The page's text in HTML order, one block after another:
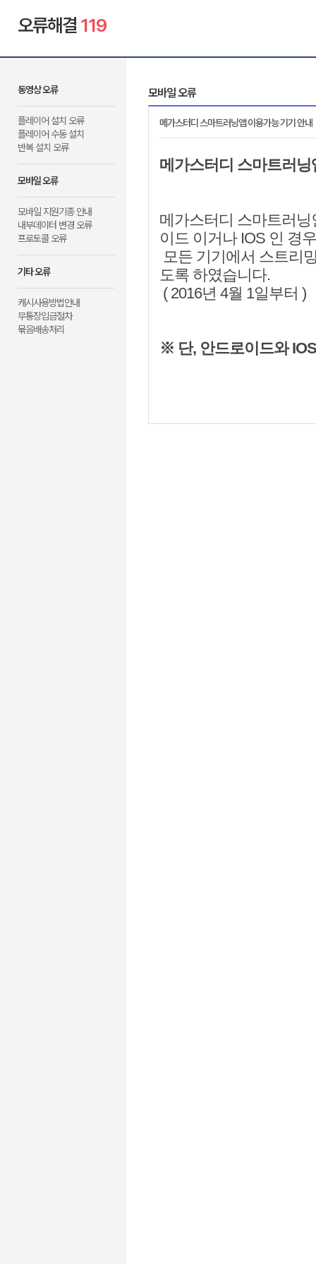
오류해결 119
동영상 오류
플레이어 설치 오류
플레이어 수동 설치
반복 설치 오류
모바일 오류
모바일 지원기종 안내
내부데이터 변경 오류
프로토콜 오류
기타 오류
캐시사용방법안내
무통장입금절차
묶음배송처리
모바일 오류
메가스터디 스마트러닝앱 이용가능 기기 안내
메가스터디 스마트러
메가스터디 스마트러
이드 이거나 IOS 인 경
모든 기기에서 스트리
도록 하였습니다.
( 2016년 4월 1일부터 )
※ 단, 안드로이드와